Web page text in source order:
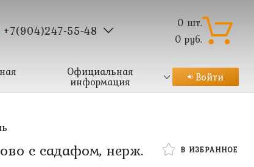
+7(904)247-55-48 0 шт.
0 руб.
Официальная
информация Войти
В ИЗБРАННОЕ
с садафом, нерж.